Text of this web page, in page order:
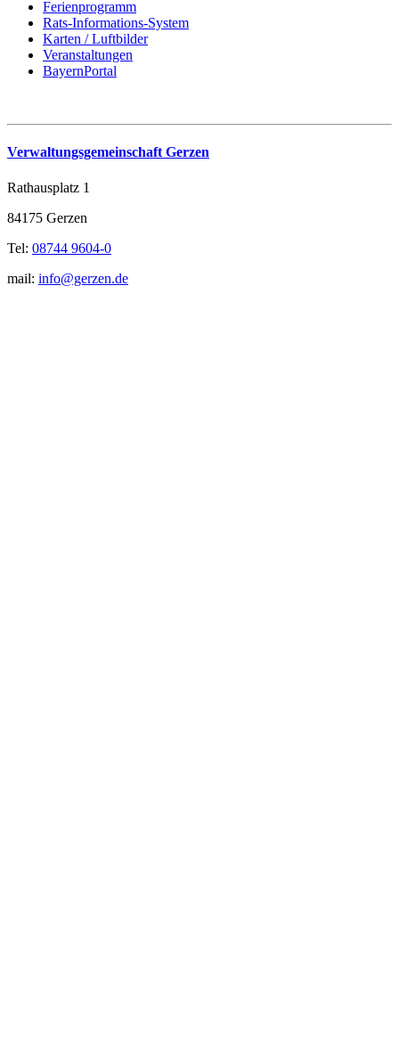
Ferienprogramm
Rats-Informations-System
Karten / Luftbilder
Veranstaltungen
BayernPortal
Verwaltungsgemeinschaft Gerzen
Rathausplatz 1
84175 Gerzen
Tel: 08744 9604-0
mail: info@gerzen.de